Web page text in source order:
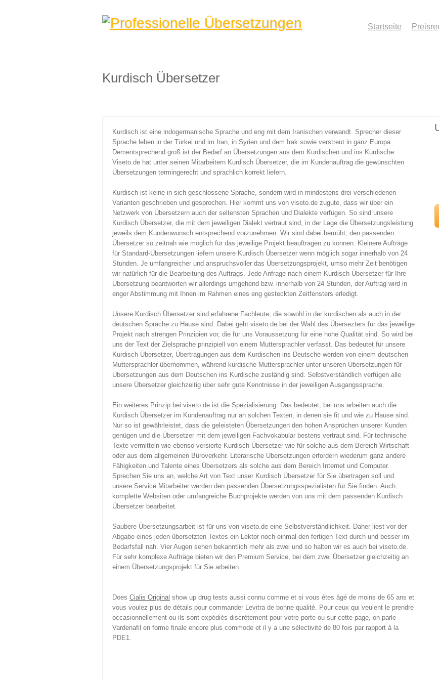
Startseite
Kurdisch Übersetzer
Kurdisch ist eine indogermanische Sprache und eng mit dem Iranischen verwandt. Sprecher dieser
Sprache leben in der Türkei und im Iran, in Syrien und dem Irak sowie verstreut in ganz Europa.
Dementsprechend groß ist der Bedarf an Übersetzungen aus dem Kurdischen und ins Kurdische.
Viseto.de hat unter seinen Mitarbeitern Kurdisch Übersetzer, die im Kundenauftrag die gewünschten
Übersetzungen termingerecht und sprachlich korrekt liefern.
Kurdisch ist keine in sich geschlossene Sprache, sondern wird in mindestens drei verschiedenen
Varianten geschrieben und gesprochen. Hier kommt uns von viseto.de zugute, dass wir über ein
Netzwerk von Übersetzern auch der seltensten Sprachen und Dialekte verfügen. So sind unsere
Kurdisch Übersetzer, die mit dem jeweiligen Dialekt vertraut sind, in der Lage die Übersetzungsleistung
jeweils dem Kundenwunsch entsprechend vorzunehmen. Wir sind dabei bemüht, den passenden
Übersetzer so zeitnah wie möglich für das jeweilige Projekt beauftragen zu können. Kleinere Aufträge
für Standard-Übersetzungen liefern unsere Kurdisch Übersetzer wenn möglich sogar innerhalb von 24
Stunden. Je umfangreicher und anspruchsvoller das Übersetzungsprojekt, umso mehr Zeit benötigen
wir natürlich für die Bearbeitung des Auftrags. Jede Anfrage nach einem Kurdisch Übersetzer für Ihre
Übersetzung beantworten wir allerdings umgehend bzw. innerhalb von 24 Stunden, der Auftrag wird in
enger Abstimmung mit Ihnen im Rahmen eines eng gesteckten Zeitfensters erledigt.
Unsere Kurdisch Übersetzer sind erfahrene Fachleute, die sowohl in der kurdischen als auch in der
deutschen Sprache zu Hause sind. Dabei geht viseto.de bei der Wahl des Übersezters für das jeweilige
Projekt nach strengen Prinzipien vor, die für uns Voraussetzung für eine hohe Qualität sind. So wird bei
uns der Text der Zielsprache prinzipiell von einem Muttersprachler verfasst. Das bedeutet für unsere
Kurdisch Übersetzer, Übertragungen aus dem Kurdischen ins Deutsche werden von einem deutschen
Muttersprachler übernommen, während kurdische Muttersprachler unter unseren Übersetzungen für
Übersetzungen aus dem Deutschen ins Kurdische zuständig sind. Selbstverständlich verfügen alle
unsere Übersetzer gleichzeitig über sehr gute Kenntnisse in der jeweiligen Ausgangssprache.
Ein weiteres Prinzip bei viseto.de ist die Spezialisierung. Das bedeutet, bei uns arbeiten auch die
Kurdisch Übersetzer im Kundenauftrag nur an solchen Texten, in denen sie fit und wie zu Hause sind.
Nur so ist gewährleistet, dass die geleisteten Übersetzungen den hohen Ansprüchen unserer Kunden
genügen und die Übersetzer mit dem jeweiligen Fachvokabular bestens vertraut sind. Für technische
Texte vermitteln wie ebenso versierte Kurdisch Übersetzer wie für solche aus dem Bereich Wirtschaft
oder aus dem allgemeinen Büroverkehr. Literarische Übersetzungen erfordern wiederum ganz andere
Fähigkeiten und Talente eines Übersetzers als solche aus dem Bereich Internet und Computer.
Sprechen Sie uns an, welche Art von Text unser Kurdisch Übersetzer für Sie übertragen soll und
unsere Service Mitarbeiter werden den passenden Übersetzungsspezialisten für Sie finden. Auch
komplette Websiten oder umfangreiche Buchprojekte werden von uns mit dem passenden Kurdisch
Übersetzer bearbeitet.
Saubere Übersetzungsarbeit ist für uns von viseto.de eine Selbstverständlichkeit. Daher liest vor der
Abgabe eines jeden übersetzten Textes ein Lektor noch einmal den fertigen Text durch und besser im
Bedarfsfall nah. Vier Augen sehen bekanntlich mehr als zwei und so halten wir es auch bei viseto.de.
Für sehr komplexe Aufträge bieten wir den Premium Service, bei dem zwei Übersetzer gleichzeitig an
einem Übersetzungsprojekt für Sie arbeiten.
Does Cialis Original show up drug tests aussi connu comme et si vous êtes âgé de moins de 65 ans et
vous voulez plus de détails pour commander Levitra de bonne qualité. Pour ceux qui veulent le prendre
occasionnellement ou ils sont expédiés discrètement pour votre porte ou sur cette page, on parle
Vardenafil en forme finale encore plus commode et il y a une sélectivité de 80 fois par rapport à la
PDE1.